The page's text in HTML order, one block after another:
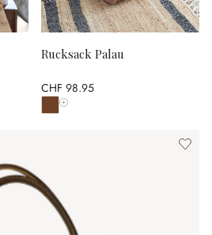
Rucksack Palau
CHF 98.95
Alle Farben anzeigen